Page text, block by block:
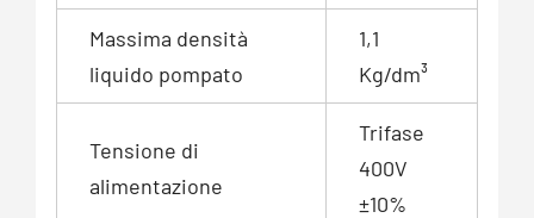
Massima densità
liquido pompato
1,1
Kg/dm³
Tensione di
alimentazione
Trifase
400V
±10%